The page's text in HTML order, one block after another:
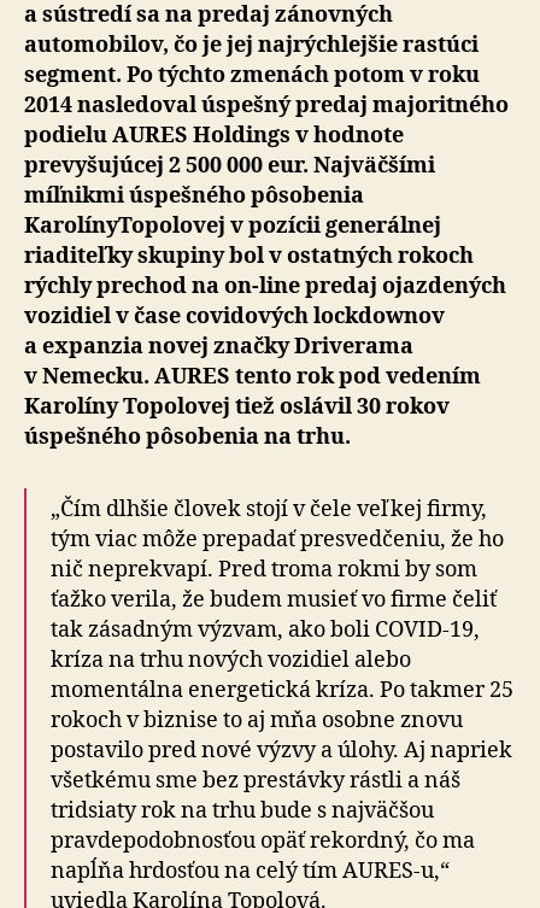
a sústredí sa na predaj zánovných
automobilov, čo je jej najrýchlejšie rastúci
segment. Po týchto zmenách potom v roku
2014 nasledoval úspešný predaj majoritného
podielu AURES Holdings v hodnote
prevyšujúcej 2 500 000 eur. Najväčšími
míľnikmi úspešného pôsobenia
KarolínyTopolovej v pozícii generálnej
riaditeľky skupiny bol v ostatných rokoch
rýchly prechod na on-line predaj ojazdených
vozidiel v čase covidových lockdownov
a expanzia novej značky Driverama
v Nemecku. AURES tento rok pod vedením
Karolíny Topolovej tiež oslávil 30 rokov
úspešného pôsobenia na trhu.
„Čím dlhšie človek stojí v čele veľkej firmy,
tým viac môže prepadať presvedčeniu, že ho
nič neprekvapí. Pred troma rokmi by som
ťažko verila, že budem musieť vo firme čeliť
tak zásadným výzvam, ako boli COVID-19,
kríza na trhu nových vozidiel alebo
momentálna energetická kríza. Po takmer 25
rokoch v biznise to aj mňa osobne znovu
postavilo pred nové výzvy a úlohy. Aj napriek
všetkému sme bez prestávky rástli a náš
tridsiaty rok na trhu bude s najväčšou
pravdepodobnosťou opäť rekordný, čo ma
napĺňa hrdosťou na celý tím AURES-u,“
uviedla Karolína Topolová.